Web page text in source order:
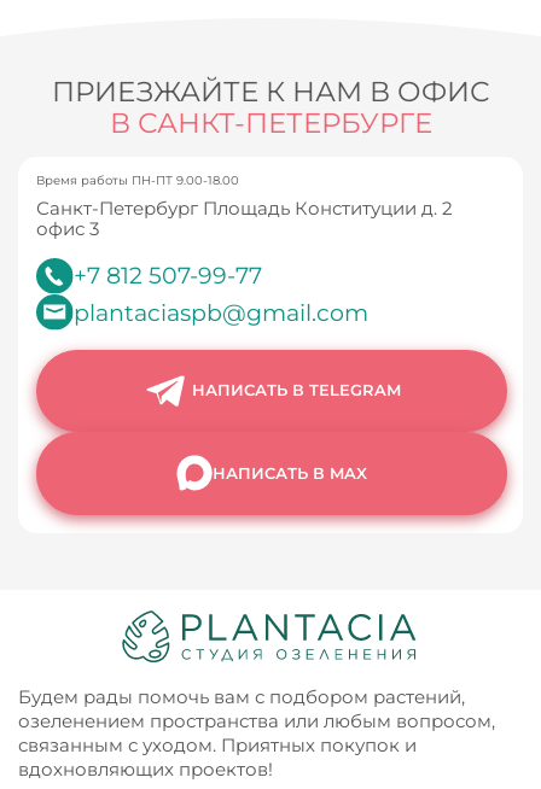
ПРИЕЗЖАЙТЕ К НАМ В ОФИС
В САНКТ-ПЕТЕРБУРГЕ
Время работы ПН-ПТ 9.00-18.00
Санкт-Петербург Площадь Конституции д. 2
офис 3
+7 812 507-99-77
plantaciaspb@gmail.com
НАПИСАТЬ В TELEGRAM
НАПИСАТЬ В MAX
Будем рады помочь вам с подбором растений,
озеленением пространства или любым вопросом,
связанным с уходом. Приятных покупок и
вдохновляющих проектов!